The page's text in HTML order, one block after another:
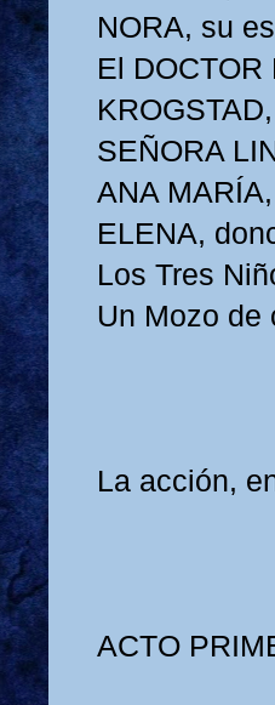
NORA, su
El DOCTOR
SEÑORA
ANA
ELENA,
Los Tres
Un Mozo de
La acción,
ACTO